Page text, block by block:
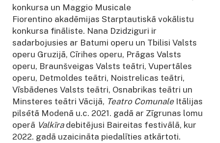
konkursa un Maggio Musicale
Fiorentino akadēmijas Starptautiskā vokālistu
konkursa fināliste. Nana Dzidziguri ir
sadarbojusies ar Batumi operu un Tbilisi Valsts
operu Gruzijā, Cīrihes operu, Prāgas Valsts
operu, Braunšveigas Valsts teātri, Vupertāles
operu, Detmoldes teātri, Noistrelicas teātri,
Vīsbādenes Valsts teātri, Osnabrikas teātri un
Minsteres teātri Vācijā, Teatro Comunale Itālijas
pilsētā Modenā u.c. 2021. gadā ar Zīgrunas lomu
operā Valkīra debitējusi Baireitas festivālā, kur
2022. gadā uzaicināta piedalīties atkārtoti.